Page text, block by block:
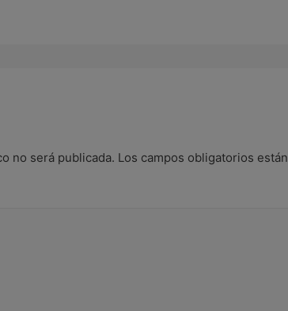
no será publicada. Los campos obligatorios están